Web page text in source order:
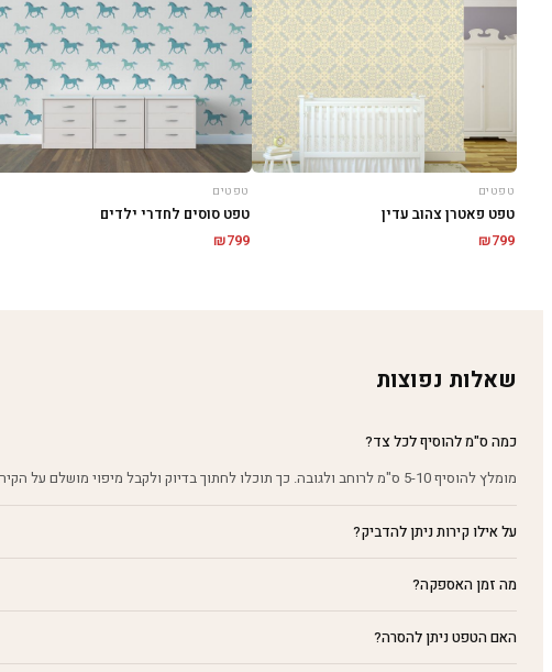
טפטים
טפט פאטרן צהוב עדין
₪799
טפטים
טפט סוסים לחדרי ילדים
₪799
שאלות נפוצות
כמה ס"מ להוסיף לכל צד?
מומלץ להוסיף 5-10 ס"מ לרוחב ולגובה. כך תוכלו לחתוך בדיוק ולקבל מיפוי מושלם על הקיר.
על אילו קירות ניתן להדביק?
מה זמן האספקה?
האם הטפט ניתן להסרה?